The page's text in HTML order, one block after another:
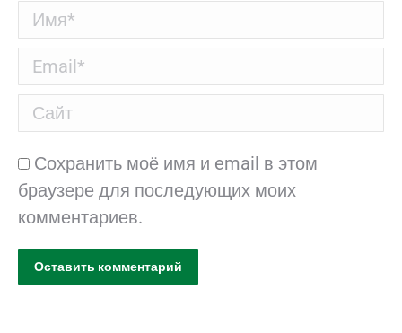
Имя *
Email *
Сайт
Сохранить моё имя и email в этом
браузере для последующих моих
комментариев.
Оставить комментарий